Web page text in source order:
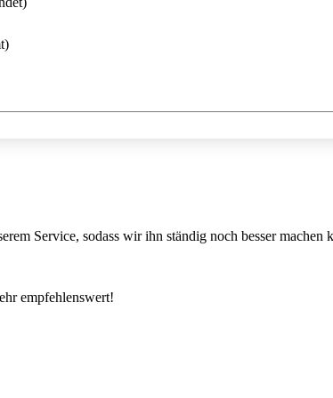
Service, sodass wir ihn ständig noch besser machen
empfehlenswert!